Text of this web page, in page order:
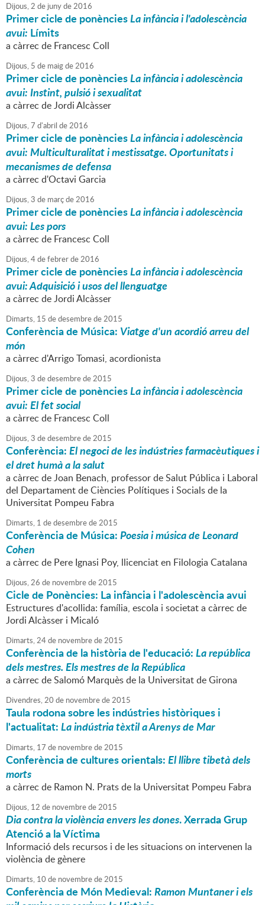
Dijous,2 de junyde2016
Primer cicle de ponènciesLa infància i l'adolescència
avui: Límits
a càrrec de Francesc Coll
Dijous, 5 de maigde2016
Primer cicle de ponènciesLa infància i adolescència
avui: Instint, pulsió i sexualitat
a càrrec de Jordi Alcàsser
Dijous,7 d'abril de2016
Primer cicle de ponènciesLa infància i adolescència
avui: Multiculturalitat i mestissatge. Oportunitats i
mecanismes de defensa
a càrrec d'Octavi Garcia
Dijous,3 de marçde2016
Primer cicle de ponènciesLa infància i adolescència
avui: Les pors
a càrrec de Francesc Coll
Dijous,4defebrerde2016
Primer cicle de ponènciesLa infància i adolescència
avui: Adquisició i usos del llenguatge
a càrrec de Jordi Alcàsser
Dimarts, 15 dedesembrede2015
Conferència de Música: Viatge d'un acordió arreu del
món
a càrrec d'Arrigo Tomasi, acordionista
Dijous,3 dedesembrede2015
Primer cicle de ponènciesLa infància i adolescència
avui: El fet social
a càrrec de Francesc Coll
Dijous,3 dedesembrede2015
Conferència:El negoci de les indústries farmacèutiques i
el dret humà a la salut
a càrrec de Joan Benach, professor de Salut Pública i Laboral
del Departament de Ciències Polítiques i Socials de la
Universitat Pompeu Fabra
Dimarts, 1 dedesembrede2015
Conferència de Música:Poesia i música de Leonard
Cohen
a càrrec de Pere Ignasi Poy, llicenciat en Filologia Catalana
Dijous,26 de novembrede2015
Cicle de Ponències: La infància i l'adolescència avui
Estructures d'acollida: família, escola i societat a càrrec de
Jordi Alcàsser i Micaló
Dimarts,24de novembrede2015
Conferència de la història de l'educació:La república
dels mestres. Els mestres de la República
a càrrec de Salomó Marquès de la Universitat de Girona
Divendres,20 de novembrede2015
Taula rodona sobre les indústries històriques i
l'actualitat:La indústria tèxtil a Arenys de Mar
Dimarts, 17 de novembrede2015
Conferència de cultures orientals:El llibre tibetà dels
morts
a càrrec de Ramon N. Prats de la Universitat Pompeu Fabra
Dijous, 12 de novembrede2015
Dia contra la violència envers les dones. Xerrada Grup
Atenció a la Víctima
Informació dels recursos i de les situacions on intervenen la
violència de gènere
Dimarts, 10 de novembrede2015
Conferència de Món Medieval:Ramon Muntaner i els